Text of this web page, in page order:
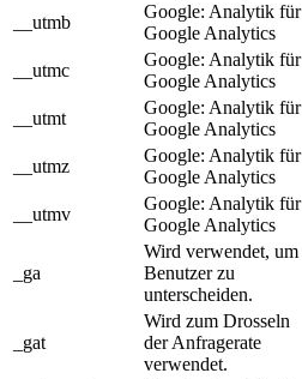
__utmb
Google: Analytik für
Google Analytics
__utmc
Google: Analytik für
Google Analytics
__utmt
Google: Analytik für
Google Analytics
__utmz
Google: Analytik für
Google Analytics
__utmv
Google: Analytik für
Google Analytics
_ga
Wird verwendet, um
Benutzer zu
unterscheiden.
_gat
Wird zum Drosseln
der Anfragerate
verwendet.